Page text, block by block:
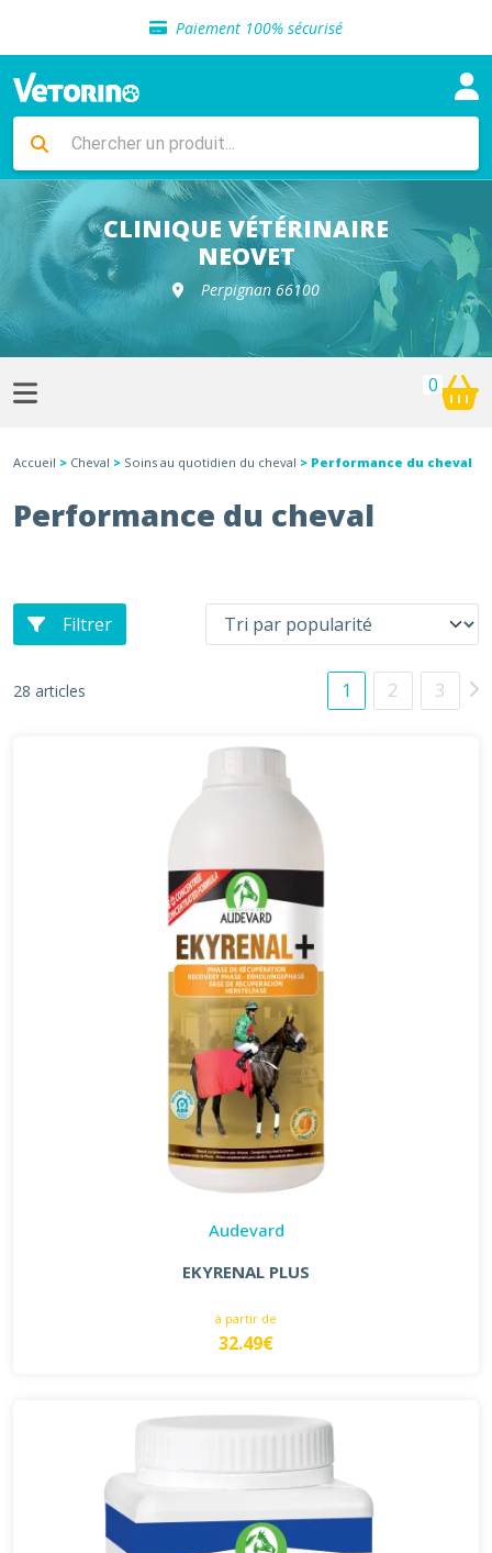
Paiement 100% sécurisé
Livraison gratuite en clinique vétérinaire
Sélection de croquettes vétérinaire
Livraison gratuite en clinique vétérinaire
Retour gratuit en clinique
Sélection de croquettes vétérinaire
CLINIQUE VÉTÉRINAIRE
NEOVET
Perpignan 66100
0
Accueil > Cheval > Soins au quotidien du cheval > Performance du cheval
Performance du cheval
Filtrer
28 articles 1 2 3
Audevard
EKYRENAL PLUS
à partir de
32.49€